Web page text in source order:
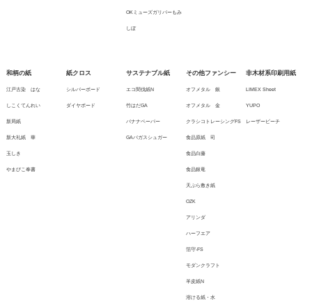
OKミューズガリバーもみ
しぼ
和柄の紙
江戸古染 はな
しこくてんれい
新局紙
新大礼紙 華
玉しき
やまびこ奉書
紙クロス
シルバーボード
ダイヤボード
サステナブル紙
エコ間伐紙N
竹はだGA
バナナペーパー
GAバガスシュガー
その他ファンシー
オフメタル 銀
オフメタル 金
クラシコトレーシングFS
食品原紙 司
食品白藤
食品銀竜
天ぷら敷き紙
OZK
アリンダ
ハーフエア
箔守-FS
モダンクラフト
羊皮紙N
溶ける紙・水
非木材系印刷用紙
LIMEX Sheet
YUPO
レーザーピーチ